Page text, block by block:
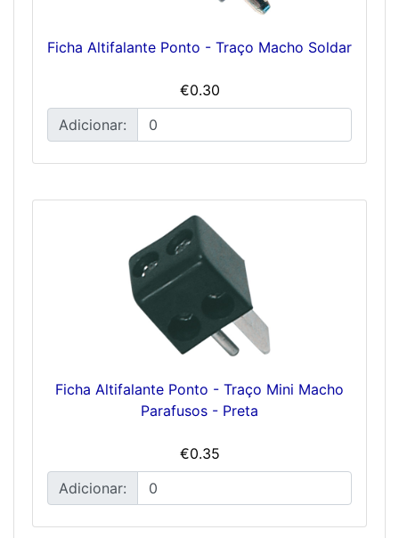
Ficha Altifalante Ponto - Traço Macho Soldar
€0.30
Adicionar:
Ficha Altifalante Ponto - Traço Mini Macho
Parafusos - Preta
€0.35
Adicionar: